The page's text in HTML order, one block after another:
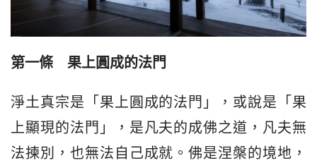
第一條　果上圓成的法門
淨土真宗是「果上圓成的法門」，或說是「果
上顯現的法門」，是凡夫的成佛之道，凡夫無
法揀別，也無法自己成就。佛是涅槃的境地，